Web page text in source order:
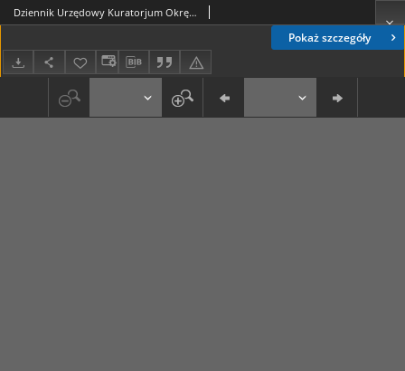
Pokaż szczegóły
Dziennik Urzędowy Kuratorjum Okręgu Szkolnego Lubelskiego R. 6, 1933/1934 Nr 7 (61)